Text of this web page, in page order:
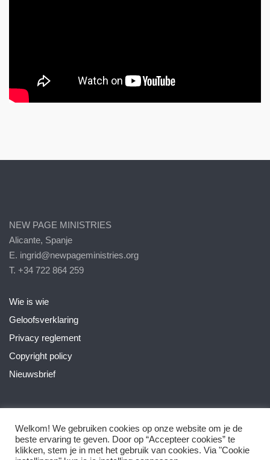
NEW PAGE MINISTRIES
Alicante, Spanje
E. ingrid@newpageministries.org
T. +34 722 864 259
Wie is wie
Geloofsverklaring
Privacy reglement
Copyright policy
Nieuwsbrief
Welkom! We gebruiken cookies op onze website om je de
beste ervaring te geven. Door op “Accepteer cookies” te
klikken, stem je in met het gebruik van cookies. Via "Cookie